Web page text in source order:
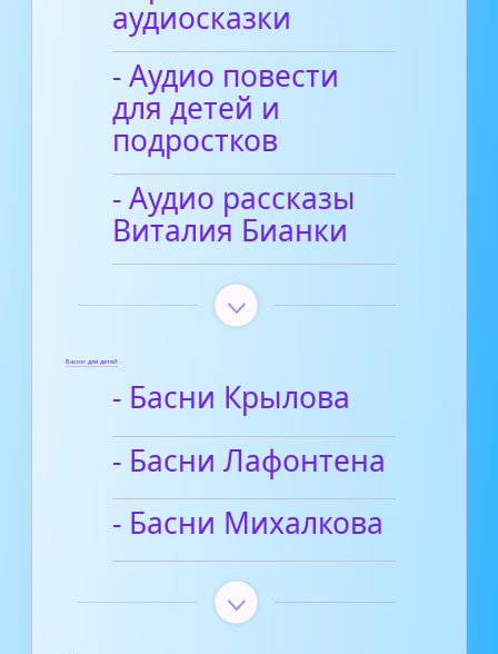
аудиосказки
- Аудио повести
для детей и
подростков
- Аудио рассказы
Виталия Бианки
Басни для детей
- Басни Крылова
- Басни Лафонтена
- Басни Михалкова